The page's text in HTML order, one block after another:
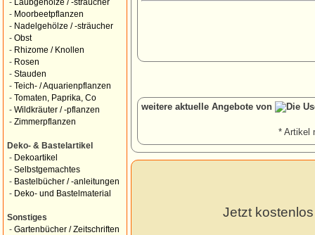
-
Laubgehölze / -sträucher
- Moorbeetpflanzen
- Nadelgehölze / -sträucher
- Obst
- Rhizome / Knollen
- Rosen
- Stauden
- Teich- / Aquarienpflanzen
- Tomaten, Paprika, Co
- Wildkräuter / -pflanzen
- Zimmerpflanzen
Deko- & Bastelartikel
- Dekoartikel
- Selbstgemachtes
- Bastelbücher / -anleitungen
- Deko- und Bastelmaterial
Sonstiges
- Gartenbücher / Zeitschriften
weitere aktuelle Angebote von
* Artikel
Jetzt